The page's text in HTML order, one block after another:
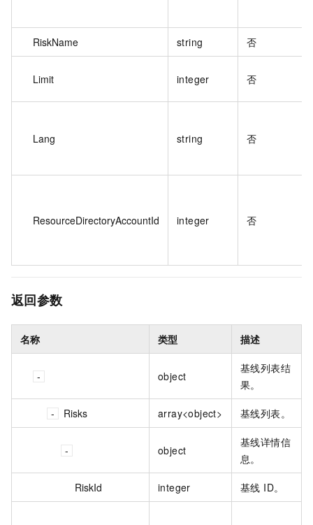
RiskName string 否
Limit integer 否
Lang string 否
ResourceDirectoryAccountId integer 否
返回参数
名称 类型 描述
object
基线列表结
果。
Risks array<object> 基线列表。
object
基线详情信
息。
RiskId integer 基线 ID。